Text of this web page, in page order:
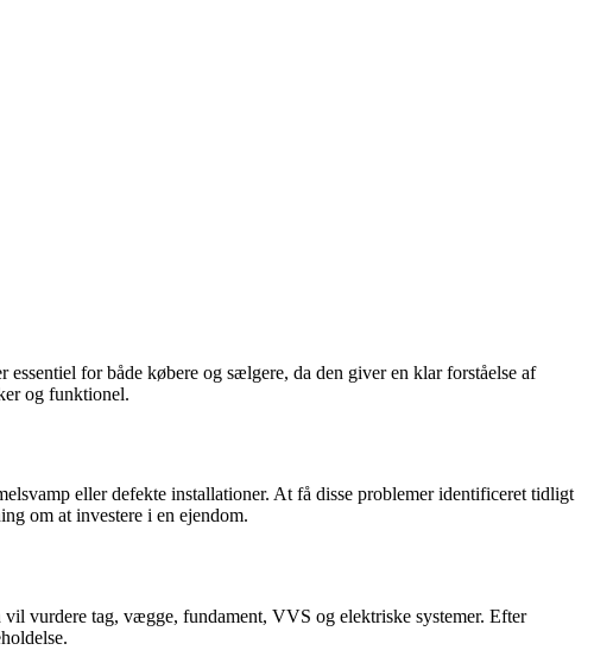
for både købere og sælgere, da den giver en klar forståelse af
og funktionel.
eller defekte installationer. At få disse problemer identificeret tidligt
om at investere i en ejendom.
vurdere tag, vægge, fundament, VVS og elektriske systemer. Efter